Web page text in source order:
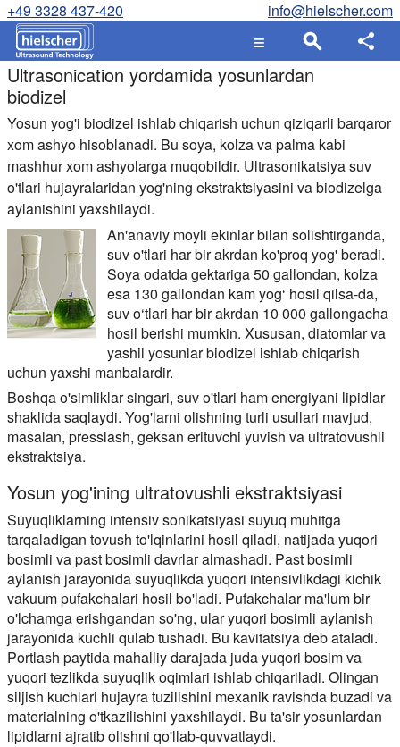
+49 3328 437-420 info@hielscher.com
Ultrasonication yordamida yosunlardan
biodizel
Yosun yog'i biodizel ishlab chiqarish uchun qiziqarli barqaror
xom ashyo hisoblanadi. Bu soya, kolza va palma kabi
mashhur xom ashyolarga muqobildir. Ultrasonikatsiya suv
o'tlari hujayralaridan yog'ning ekstraktsiyasini va biodizelga
aylanishini yaxshilaydi.
An'anaviy moyli ekinlar bilan solishtirganda,
suv o'tlari har bir akrdan ko'proq yog' beradi.
Soya odatda gektariga 50 gallondan, kolza
esa 130 gallondan kam yog‘ hosil qilsa-da,
suv o‘tlari har bir akrdan 10 000 gallongacha
hosil berishi mumkin. Xususan, diatomlar va
yashil yosunlar biodizel ishlab chiqarish
uchun yaxshi manbalardir.
Boshqa o'simliklar singari, suv o'tlari ham energiyani lipidlar
shaklida saqlaydi. Yog'larni olishning turli usullari mavjud,
masalan, presslash, geksan erituvchi yuvish va ultratovushli
ekstraktsiya.
Yosun yog'ining ultratovushli ekstraktsiyasi
Suyuqliklarning intensiv sonikatsiyasi suyuq muhitga
tarqaladigan tovush to'lqinlarini hosil qiladi, natijada yuqori
bosimli va past bosimli davrlar almashadi. Past bosimli
aylanish jarayonida suyuqlikda yuqori intensivlikdagi kichik
vakuum pufakchalari hosil bo'ladi. Pufakchalar ma'lum bir
o'lchamga erishgandan so'ng, ular yuqori bosimli aylanish
jarayonida kuchli qulab tushadi. Bu kavitatsiya deb ataladi.
Portlash paytida mahalliy darajada juda yuqori bosim va
yuqori tezlikda suyuqlik oqimlari ishlab chiqariladi. Olingan
siljish kuchlari hujayra tuzilishini mexanik ravishda buzadi va
materialning o'tkazilishini yaxshilaydi. Bu ta'sir yosunlardan
lipidlarni ajratib olishni qo'llab-quvvatlaydi.